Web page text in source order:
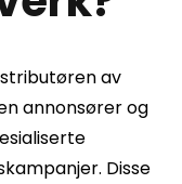
av
annonsører og
Disse